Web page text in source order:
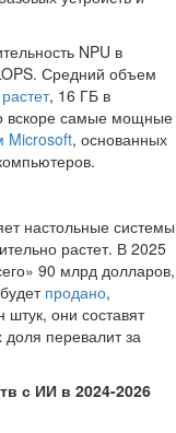
NPU в
Средний объем
, 16 ГБ в
вскоре самые мощные
Microsoft, основанных
настольные системы
растет. В 2025
90 млрд долларов,
продано,
штук, они составят
перевалит за
с ИИ в 2024-2026